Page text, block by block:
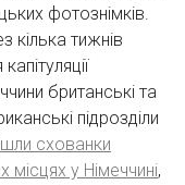
фотознімків.
кілька тижнів
капітуляції
британські та
підрозділи
схованки
місцях у Німеччині,